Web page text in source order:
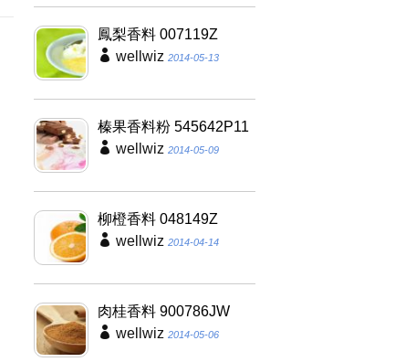
鳳梨香料 007119Z
wellwiz 2014-05-13
榛果香料粉 545642P11
wellwiz 2014-05-09
柳橙香料 048149Z
wellwiz 2014-04-14
肉桂香料 900786JW
wellwiz 2014-05-06